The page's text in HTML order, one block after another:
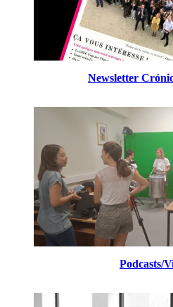
Newsletter
Podcasts/